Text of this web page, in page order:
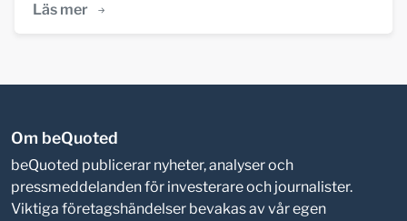
Läs mer
Om beQuoted
beQuoted publicerar nyheter, analyser och
pressmeddelanden för investerare och journalister.
Viktiga företagshändelser bevakas av vår egen